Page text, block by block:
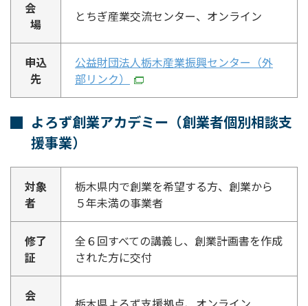
会
場
とちぎ産業交流センター、オンライン
申込
先
公益財団法人栃木産業振興センター（外
部リンク）
よろず創業アカデミー（創業者個別相談支
援事業）
対象
者
栃木県内で創業を希望する方、創業から
５年未満の事業者
修了
証
全６回すべての講義し、創業計画書を作成
された方に交付
会